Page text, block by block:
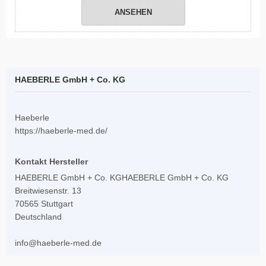
ANSEHEN
HAEBERLE GmbH + Co. KG
Haeberle
https://haeberle-med.de/
Kontakt Hersteller
HAEBERLE GmbH + Co. KGHAEBERLE GmbH + Co. KG
Breitwiesenstr. 13
70565 Stuttgart
Deutschland
info@haeberle-med.de